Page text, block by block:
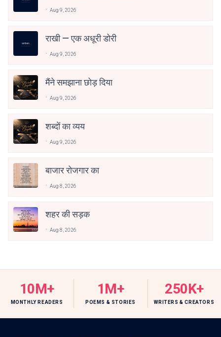
Aug 9, 2026
राखी — एक अधूरी डोरी
Aug 9, 2026
मैंने समझाना छोड़ दिया
Aug 9, 2026
शब्दों का व्यय
Aug 9, 2026
बाजार रोजगार का
Aug 8, 2026
शहर की सड़क
Aug 8, 2026
10M+
MONTHLY READERS
1M+
POEMS & STORIES
250K+
WRITERS & CREATORS